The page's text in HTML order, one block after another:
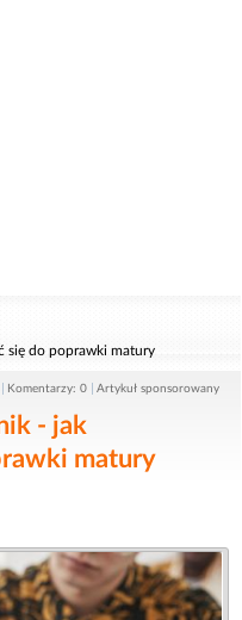
się do poprawki matury
Komentarzy: 0 Artykuł sponsorowany
- jak
matury